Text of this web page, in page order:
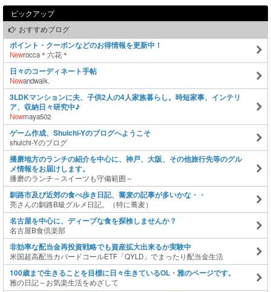
ピックアップ
おすすめブログ
ポイント・クーポンなどのお得情報を更新中！
Newrocca＊六花＊
日々のコーディネート手帖
Newandwalk.
3LDKマンションに夫、子供2人の4人家族暮らし。時短家事、インテリ
ア、収納日々研究中♪
Newmaya502
ゲーム作成、Shuichi-Yのブログへようこそ
shuichi-Yのブログ
播磨地方のランチの紹介を中心に、神戸、大阪、その他旅行先等のグル
メ情報をお届けします。
播磨のランチ～スイーツも守備範囲～
釧路市及び近郊の食べ歩き日記、蕎麦の記事が多いかな・・
亮さんの釧路B級グルメ日記。（特に蕎麦）
名古屋を中心に、ディープな食を探検しませんか？
名古屋B食倶楽部
非効率な配当金再投資戦略でも資産拡大出来るか実験中
米国超高配当カバードコールETF「QYLD」でまったり配当金生活
100歳まで生きることを目標に日々生きているOL・雅のページです。
雅の日記～お気楽生活をめざして